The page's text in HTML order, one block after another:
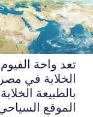
تعد واحة
الخلابة في
بالطبيعة
الموقع